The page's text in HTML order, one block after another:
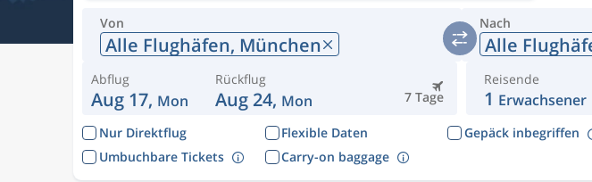
Von
Alle Flughäfen, München
Nach
Alle
Abflug
Aug 17, Mon 7 Tage
Rückflug
Aug 24, Mon
Reisende
1 Erwachsener
Nur Direktflug Flexible Daten
Gepäck inbegriffen
Umbuchbare Tickets
Carry-on baggage